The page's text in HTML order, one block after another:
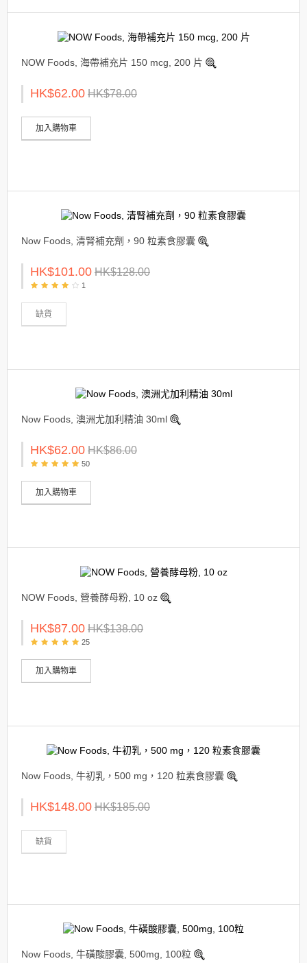
NOW Foods, 海帶補充片 150 mcg, 200 片
HK$62.00 HK$78.00
加入購物車
Now Foods, 清腎補充劑，90 粒素食膠囊
HK$101.00 HK$128.00
1
缺貨
Now Foods, 澳洲尤加利精油 30ml
HK$62.00 HK$86.00
50
加入購物車
NOW Foods, 營養酵母粉, 10 oz
HK$87.00 HK$138.00
25
加入購物車
Now Foods, 牛初乳，500 mg，120 粒素食膠囊
HK$148.00 HK$185.00
缺貨
Now Foods, 牛磺酸膠囊, 500mg, 100粒